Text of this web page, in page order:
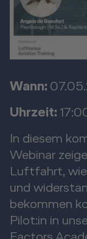
Wann:
Uhrzeit:
In diesem
Webinar
Luftfahrt,
und
bekommen
Pilot:in in